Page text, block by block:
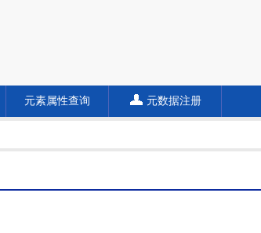
元素属性查询 元数据注册